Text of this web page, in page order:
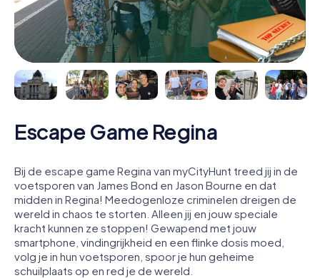
Escape Game Regina
Bij de escape game Regina van myCityHunt treed jij in de
voetsporen van James Bond en Jason Bourne en dat
midden in Regina! Meedogenloze criminelen dreigen de
wereld in chaos te storten. Alleen jij en jouw speciale
kracht kunnen ze stoppen! Gewapend met jouw
smartphone, vindingrijkheid en een flinke dosis moed,
volg je in hun voetsporen, spoor je hun geheime
schuilplaats op en red je de wereld.